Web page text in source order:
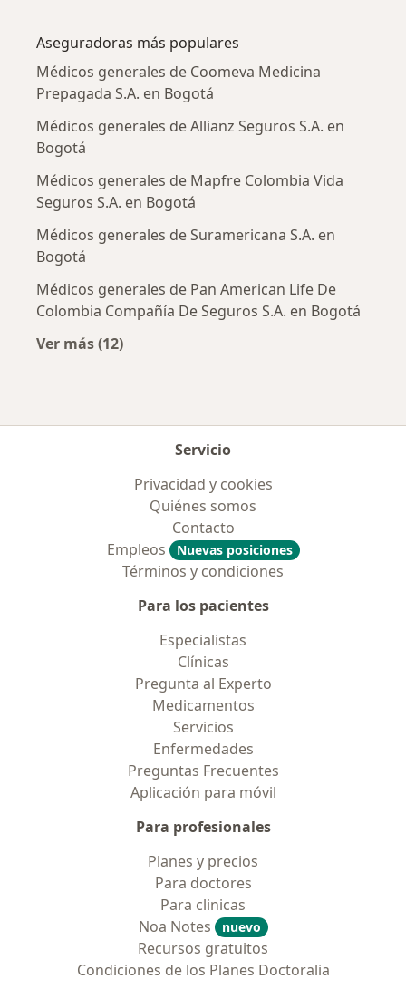
Aseguradoras más populares
Médicos generales de Coomeva Medicina
Prepagada S.A. en Bogotá
Médicos generales de Allianz Seguros S.A. en
Bogotá
Médicos generales de Mapfre Colombia Vida
Seguros S.A. en Bogotá
Médicos generales de Suramericana S.A. en
Bogotá
Médicos generales de Pan American Life De
Colombia Compañía De Seguros S.A. en Bogotá
Ver más (12)
Servicio
Privacidad y cookies
Quiénes somos
Contacto
Empleos
Nuevas posiciones
Términos y condiciones
Para los pacientes
Especialistas
Clínicas
Pregunta al Experto
Medicamentos
Servicios
Enfermedades
Preguntas Frecuentes
Aplicación para móvil
Para profesionales
Planes y precios
Para doctores
Para clinicas
Noa Notes
nuevo
Recursos gratuitos
Condiciones de los Planes Doctoralia